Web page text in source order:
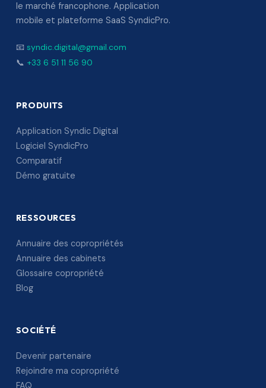
le marché francophone. Application
mobile et plateforme SaaS SyndicPro.
📧 syndic.digital@gmail.com
📞 +33 6 51 11 56 90
PRODUITS
Application Syndic Digital
Logiciel SyndicPro
Comparatif
Démo gratuite
RESSOURCES
Annuaire des copropriétés
Annuaire des cabinets
Glossaire copropriété
Blog
SOCIÉTÉ
Devenir partenaire
Rejoindre ma copropriété
FAQ